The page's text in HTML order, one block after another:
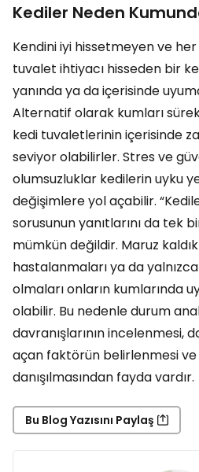
Kediler Neden
Kendini iyi hissetmeyen ve
tuvalet ihtiyacı hisseden bir
yanında ya da içerisinde
Alternatif olarak kumları
kedi tuvaletlerinin içerisinde
seviyor olabilirler. Stres ve
olumsuzluklar kedilerin uyku
değişimlere yol açabilir.
sorusunun yanıtlarını da tek
mümkün değildir. Maruz
hastalanmaları ya da
olmaları onların kumlarında
olabilir. Bu nedenle durum
davranışlarının incelenmesi,
açan faktörün belirlenmesi
danışılmasından fayda vardır.
Bu Blog Yazısını Paylaş